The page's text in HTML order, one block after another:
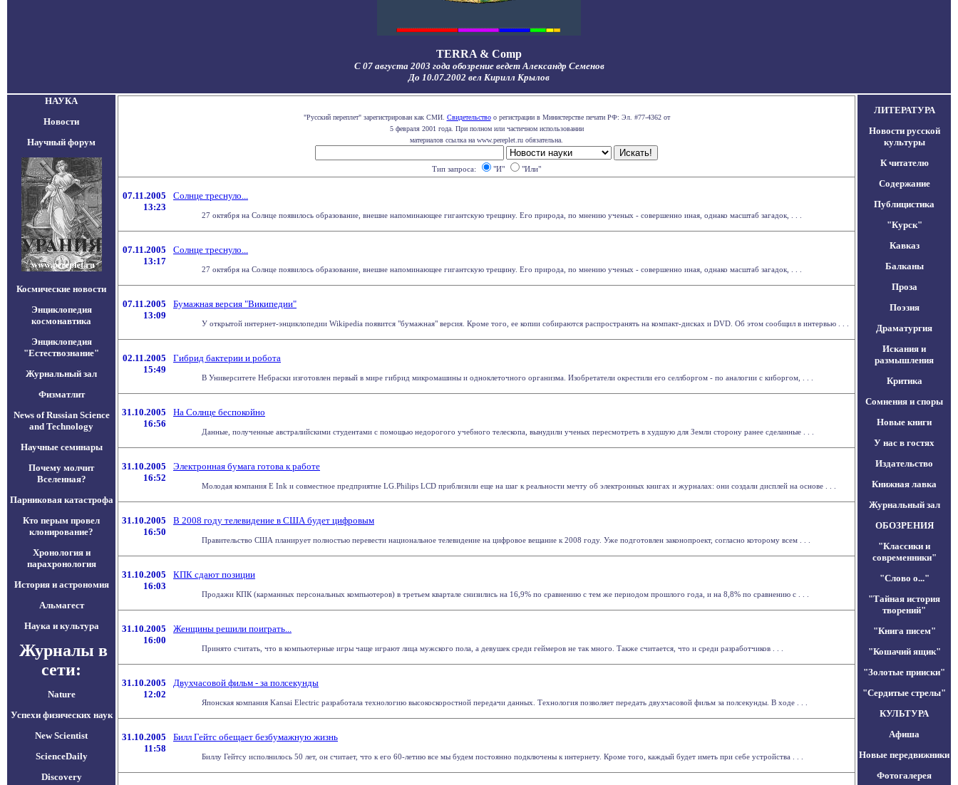
TERRA & Comp
С 07 августа 2003 года обозрение ведет Александр Семенов
До 10.07.2002 вел Кирилл Крылов
НАУКА
Новости
Научный форум
Космические новости
Энциклопедия
космонавтика
Энциклопедия
"Естествознание"
Журнальный зал
Физматлит
News of Russian Science
and Technology
Научные семинары
Почему молчит
Вселенная?
Парниковая катастрофа
Кто перым провел
клонирование?
Хронология и
парахронология
История и астрономия
Альмагест
Наука и культура
Журналы в
сети:
Nature
Успехи физических наук
New Scientist
ScienceDaily
Discovery
"Русский переплет" зарегистрирован как СМИ. Свидетельствоо регистрации в Министерстве печати РФ: Эл. #77-4362 от
5 февраля 2001 года. При полном или частичном использовании
материалов ссылка на www.pereplet.ru обязательна.
Тип запроса: "И" "Или"
07.11.2005
13:23
Солнце треснуло...
27 октября на Солнце появилось образование, внешне напоминающее гигантскую трещину. Его природа, по мнению ученых - совершенно иная, однако масштаб загадок, . . .
07.11.2005
13:17
Солнце треснуло...
27 октября на Солнце появилось образование, внешне напоминающее гигантскую трещину. Его природа, по мнению ученых - совершенно иная, однако масштаб загадок, . . .
07.11.2005
13:09
Бумажная версия "Википедии"
У открытой интернет-энциклопедии Wikipedia появится "бумажная" версия. Кроме того, ее копии собираются распространять на компакт-дисках и DVD. Об этом сообщил в интервью . . .
02.11.2005
15:49
Гибрид бактерии и робота
В Университете Небраски изготовлен первый в мире гибрид микромашины и одноклеточного организма. Изобретатели окрестили его селлборгом - по аналогии с киборгом, . . .
31.10.2005
16:56
На Солнце беспокойно
Данные, полученные австралийскими студентами с помощью недорогого учебного телескопа, вынудили ученых пересмотреть в худшую для Земли сторону ранее сделанные . . .
31.10.2005
16:52
Электронная бумага готова к работе
Молодая компания E Ink и совместное предприятие LG.Philips LCD приблизили еще на шаг к реальности мечту об электронных книгах и журналах: они создали дисплей на основе . . .
31.10.2005
16:50
В 2008 году телевидение в США будет цифровым
Правительство США планирует полностью перевести национальное телевидение на цифровое вещание к 2008 году. Уже подготовлен законопроект, согласно которому всем . . .
31.10.2005
16:03
КПК сдают позиции
Продажи КПК (карманных персональных компьютеров) в третьем квартале снизились на 16,9% по сравнению с тем же периодом прошлого года, и на 8,8% по сравнению с . . .
31.10.2005
16:00
Женщины решили поиграть...
Принято считать, что в компьютерные игры чаще играют лица мужского пола, а девушек среди геймеров не так много. Также считается, что и среди разработчиков . . .
31.10.2005
12:02
Двухчасовой фильм - за полсекунды
Японская компания Kansai Electric разработала технологию высокоскоростной передачи данных. Технология позволяет передать двухчасовой фильм за полсекунды. В ходе . . .
31.10.2005
11:58
Билл Гейтс обещает безбумажную жизнь
Биллу Гейтсу исполнилось 50 лет, он считает, что к его 60-летию все мы будем постоянно подключены к интернету. Кроме того, каждый будет иметь при себе устройства . . .
ЛИТЕРАТУРА
Новости русской
культуры
К читателю
Содержание
Публицистика
"Курск"
Кавказ
Балканы
Проза
Поэзия
Драматургия
Искания и
размышления
Критика
Сомнения и споры
Новые книги
У нас в гостях
Издательство
Книжная лавка
Журнальный зал
ОБОЗРЕНИЯ
"Классики и
современники"
"Слово о..."
"Тайная история
творений"
"Книга писем"
"Кошачий ящик"
"Золотые прииски"
"Сердитые стрелы"
КУЛЬТУРА
Афиша
Новые передвижники
Фотогалерея